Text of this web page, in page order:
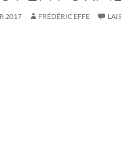
2017 FRÉDÉRIC EFFE